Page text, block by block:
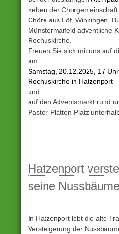
neben der
Chöre aus Löf, Winningen,
Münstermaifeld adventliche
Rochuskirche.
Freuen Sie sich mit uns auf
am
Samstag, 20.12.2025, 17
Rochuskirche in Hatzenport
und
auf den Adventsmarkt rund
Pastor-Platten-Platz
Archiv
eingestellt
Hatzenport
seine
In Hatzenport lebt die alte
Versteigerung der